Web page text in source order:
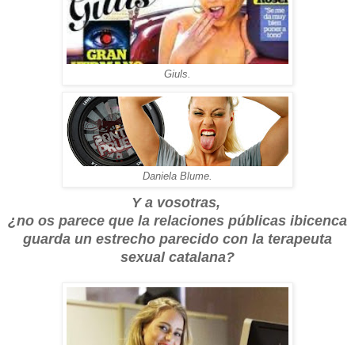
Giuls.
Daniela Blume.
Y a vosotras,
¿no os parece que la relaciones públicas ibicenca
guarda un estrecho parecido con la terapeuta
sexual catalana?